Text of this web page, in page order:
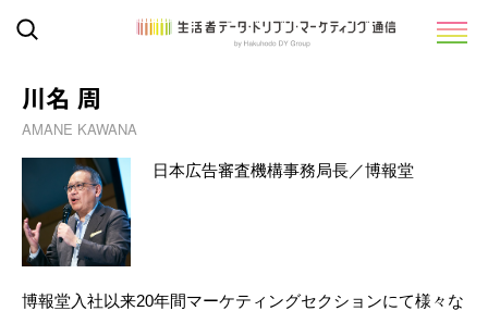
川名 周
AMANE KAWANA
日本広告審査機構事務局長／博報堂
博報堂入社以来20年間マーケティングセクションにて様々な